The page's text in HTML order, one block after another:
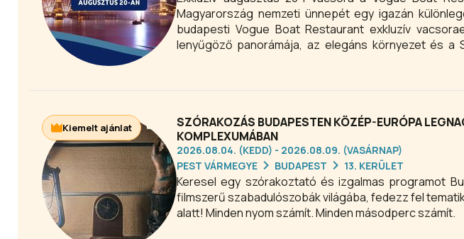
Magyarország nemzeti ünnepét egy igazán
budapesti Vogue Boat Restaurant exkluzív
lenyűgöző panorámája, az elegáns környezet és a
SZÓRAKOZÁS BUDAPESTEN KÖZÉP-EURÓPA
KOMPLEXUMÁBAN
2026.08.04. (KEDD) - 2026.08.09. (VASÁRNAP)
PEST VÁRMEGYE
BUDAPEST 13. KERÜLET
Keresel egy szórakoztató és izgalmas programot
filmszerű szabadulószobák világába, fedezz fel
alatt! Minden nyom számít. Minden másodperc számít.
Kiemelt ajánlat